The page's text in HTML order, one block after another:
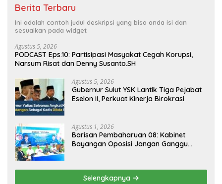
Berita Terbaru
Ini adalah contoh judul deskripsi yang bisa anda isi dan
sesuaikan pada widget
Agustus 5, 2026
PODCAST Eps.10: Partisipasi Masyakat Cegah Korupsi,
Narsum Risat dan Denny Susanto.SH
Agustus 5, 2026
Gubernur Sulut YSK Lantik Tiga Pejabat
Eselon II, Perkuat Kinerja Birokrasi
Agustus 1, 2026
Barisan Pembaharuan 08: Kabinet
Bayangan Oposisi Jangan Ganggu
Selengkapnya